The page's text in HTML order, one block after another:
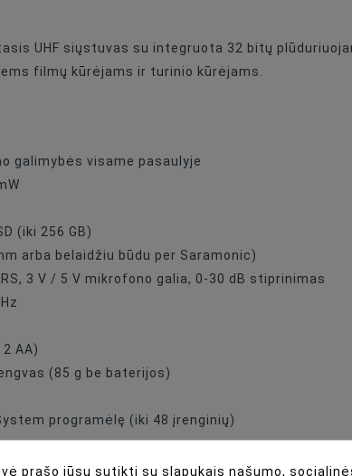
3,5mm
UHF siųstuvas su integruota 32 bitų
filmų kūrėjams ir turinio kūrėjams.
galimybės visame pasaulyje
(iki 256 GB)
arba belaidžiu būdu per Saramonic)
3 V / 5 V mikrofono galia, 0-30 dB stiprinimas
AA)
(85 g be baterijos)
programėlę (iki 48 įrenginių)
prašo jūsų sutikti su slapukais našumo,